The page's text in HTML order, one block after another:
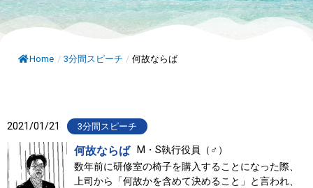
Home / 3分間スピーチ / 何故ならば
2021/01/21 3分間スピーチ
何故ならば
M・S執行役員（♂）
数年前に研修室の椅子を購入することになった際、
上司から「何故かを含めて決めること」と言われ、